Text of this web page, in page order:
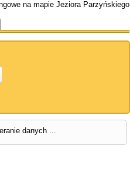
na mapie Jeziora Parzyńskiego
danych ...